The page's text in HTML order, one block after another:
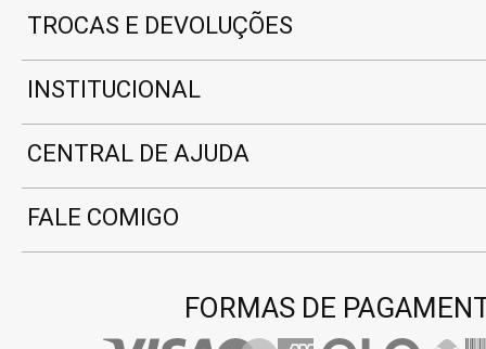
TROCAS E DEVOLUÇÕES
INSTITUCIONAL
CENTRAL DE AJUDA
FALE COMIGO
FORMAS DE